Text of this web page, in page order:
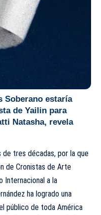
Soberano estaría
de Yailin para
Natasha, revela
de tres décadas, por la que
de Cronistas de Arte
Internacional a la
ha logrado una
público de toda América